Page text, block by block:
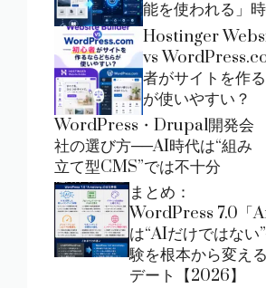
能を使われる」
Hostinger
vs
者がサイトを作
が使いやすい？
WordPress・Drupal開発会
社の選び方──AI時代は“組み
立て型CMS”では不十分
まとめ：
WordPress 7.0「
は“AIだけではな
験を根本から変え
デート【2026】